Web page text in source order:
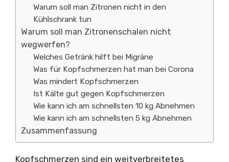
Warum soll man Zitronen nicht in den
Kühlschrank tun
Warum soll man Zitronenschalen nicht
wegwerfen?
Welches Getränk hilft bei Migräne
Was für Kopfschmerzen hat man bei Corona
Was mindert Kopfschmerzen
Ist Kälte gut gegen Kopfschmerzen
Wie kann ich am schnellsten 10 kg Abnehmen
Wie kann ich am schnellsten 5 kg Abnehmen
Zusammenfassung
Kopfschmerzen sind ein weitverbreitetes